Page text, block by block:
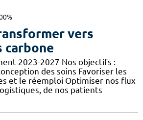
vers
carbone
2023-2027 Nos objectifs :
des soins Favoriser les
et le réemploi Optimiser nos flux
de nos patients